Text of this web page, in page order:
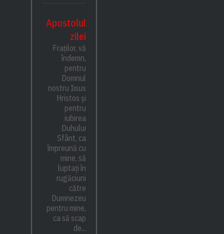
Apostolul
zilei
Fraților, vă
îndemn,
pentru
Domnul
nostru Iisus
Hristos și
pentru
iubirea
Duhului
Sfânt, ca
împreună cu
mine, să
luptați în
rugăciuni
către
Dumnezeu
pentru mine,
ca să scap
de...